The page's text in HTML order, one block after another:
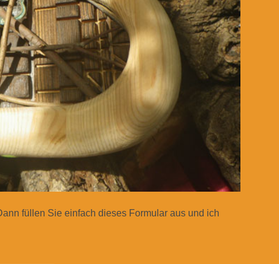
füllen Sie einfach dieses Formular aus und ich